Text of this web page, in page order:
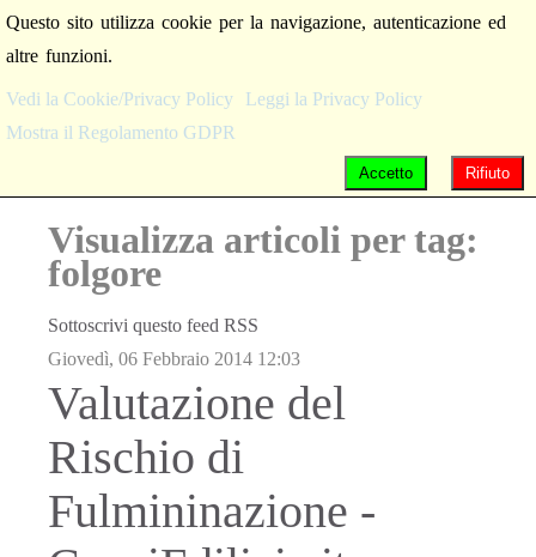
Visualizza articoli per tag:
folgore
Sottoscrivi questo feed RSS
Giovedì, 06 Febbraio 2014 12:03
Valutazione del
Rischio di
Fulmininazione -
Questo sito utilizza cookie per la navigazione, autenticazione ed
altre funzioni.
Vedi la Cookie/Privacy Policy
Leggi la Privacy Policy
Mostra il Regolamento GDPR
Rifiuto
Accetto